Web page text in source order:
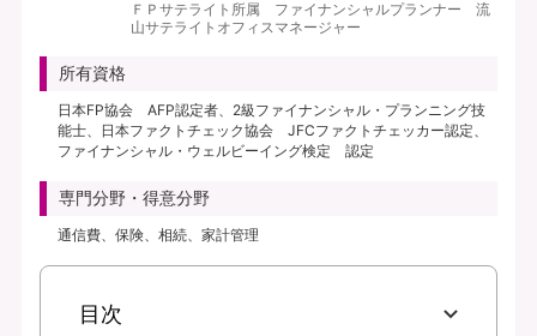
ＦＰサテライト所属 ファイナンシャルプランナー 流
山サテライトオフィスマネージャー
所有資格
日本FP協会 AFP認定者、2級ファイナンシャル・プランニング技
能士、日本ファクトチェック協会 JFCファクトチェッカー認定、
ファイナンシャル・ウェルビーイング検定 認定
専門分野・得意分野
通信費、保険、相続、家計管理
目次